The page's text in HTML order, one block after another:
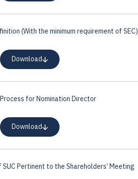
(With the minimum requirement of SEC)
Download
for Nomination Director
Download
Pertinent to the Shareholders’ Meeting